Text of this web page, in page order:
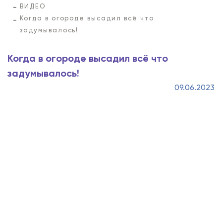
ВИДЕО
Когда в огороде высадил всё что
задумывалось!
Когда в огороде высадил всё что
задумывалось!
09.06.2023